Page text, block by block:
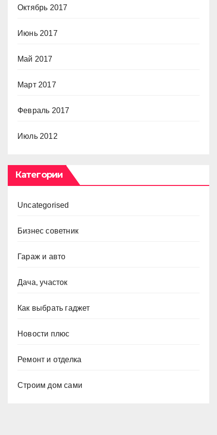
Октябрь 2017
Июнь 2017
Май 2017
Март 2017
Февраль 2017
Июль 2012
Категории
Uncategorised
Бизнес советник
Гараж и авто
Дача, участок
Как выбрать гаджет
Новости плюс
Ремонт и отделка
Строим дом сами